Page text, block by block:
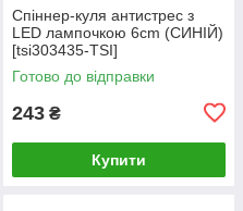
Спіннер-куля антистрес з
LED лампочкою 6cm (СИНІЙ)
[tsi303435-TSI]
Готово до відправки
243 ₴
Купити